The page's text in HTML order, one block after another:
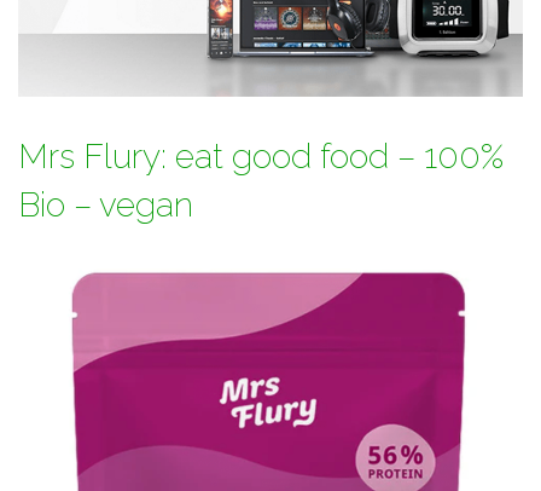
Mrs Flury: eat good food – 100%
Bio – vegan